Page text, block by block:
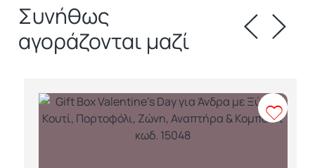
Συνήθως
αγοράζονται μαζί